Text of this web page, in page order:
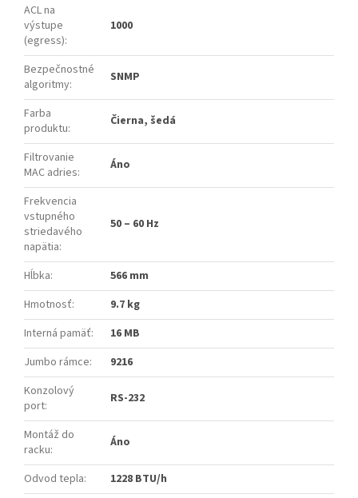
ACL na
výstupe
(egress):
1000
Bezpečnostné
algoritmy: SNMP
Farba
produktu: Čierna, šedá
Filtrovanie
MAC adries: Áno
Frekvencia
vstupného
striedavého
napätia:
50 – 60 Hz
Hĺbka:
566 mm
Hmotnosť:
9.7 kg
Interná pamäť:
16 MB
Jumbo rámce:
9216
Konzolový
port: RS-232
Montáž do
racku: Áno
Odvod tepla:
1228 BTU/h